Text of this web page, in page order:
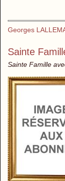
Georges
Sainte
Sainte Famille